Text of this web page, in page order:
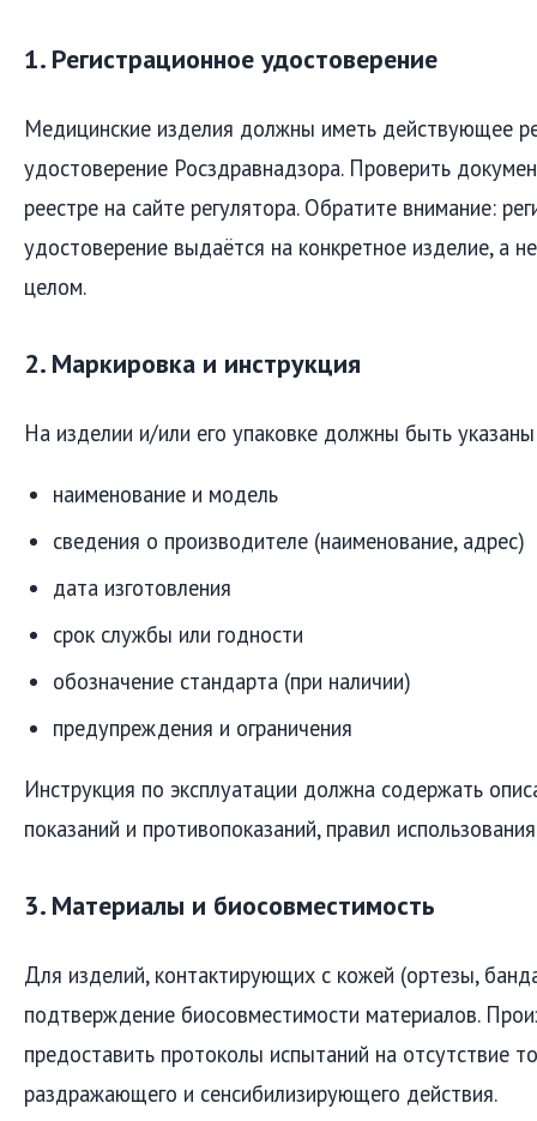
1. Регистрационное удостоверение
Медицинские изделия должны иметь действующее
удостоверение Росздравнадзора. Проверить
реестре на сайте регулятора. Обратите внимание:
удостоверение выдаётся на конкретное изделие, а
целом.
2. Маркировка и инструкция
На изделии и/или его упаковке должны быть
наименование и модель
сведения о производителе (наименование, адрес)
дата изготовления
срок службы или годности
обозначение стандарта (при наличии)
предупреждения и ограничения
Инструкция по эксплуатации должна содержать
показаний и противопоказаний, правил
3. Материалы и биосовместимость
Для изделий, контактирующих с кожей (ортезы,
подтверждение биосовместимости материалов.
предоставить протоколы испытаний на отсутствие
раздражающего и сенсибилизирующего действия.